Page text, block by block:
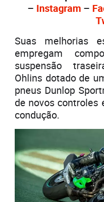
– Instagram–
Suas melhorias
empregam
suspensão
Ohlins dotado de
pneus Dunlop
de novos controles
condução.